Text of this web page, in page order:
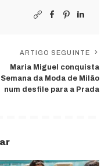
ARTIGO SEGUINTE
Maria Miguel conquista
Semana da Moda de Milão
num desfile para a Prada